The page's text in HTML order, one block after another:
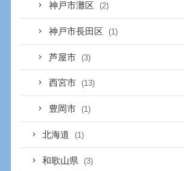
神戸市灘区 (2)
神戸市長田区 (1)
芦屋市 (3)
西宮市 (13)
豊岡市 (1)
北海道 (1)
和歌山県 (3)